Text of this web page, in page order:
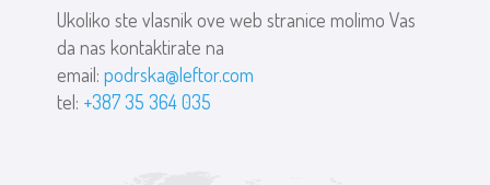
Ukoliko ste vlasnik ove web stranice molimo Vas
da nas kontaktirate na
email:podrska@leftor.com
tel: +387 35 364 035